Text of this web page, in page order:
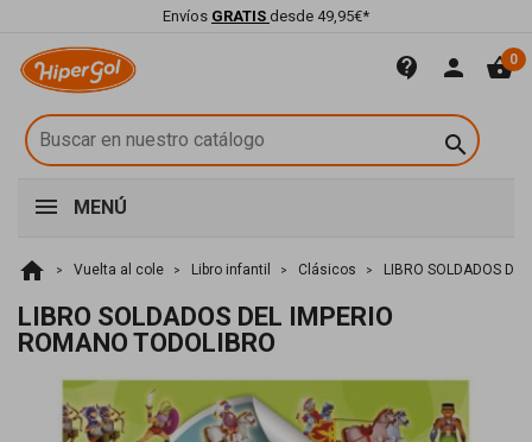
Envíos GRATIS desde 49,95€*
contact_support person shopping_basket0

MENÚ
home Vuelta al cole Libro infantil Clásicos LIBRO SOLDADOS
LIBRO SOLDADOS DEL IMPERIO
ROMANO TODOLIBRO